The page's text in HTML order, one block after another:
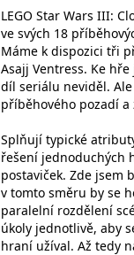
LEGO Star Wars III:
ve svých 18
Máme k dispozici tři
Asajj Ventress. Ke
díl seriálu neviděl.
příběhového pozadí a
Splňují typické
řešení jednoduchých
postaviček. Zde jsem
v tomto směru by se
paralelní rozdělení
úkoly jednotlivě, aby
hraní užíval. Až tedy